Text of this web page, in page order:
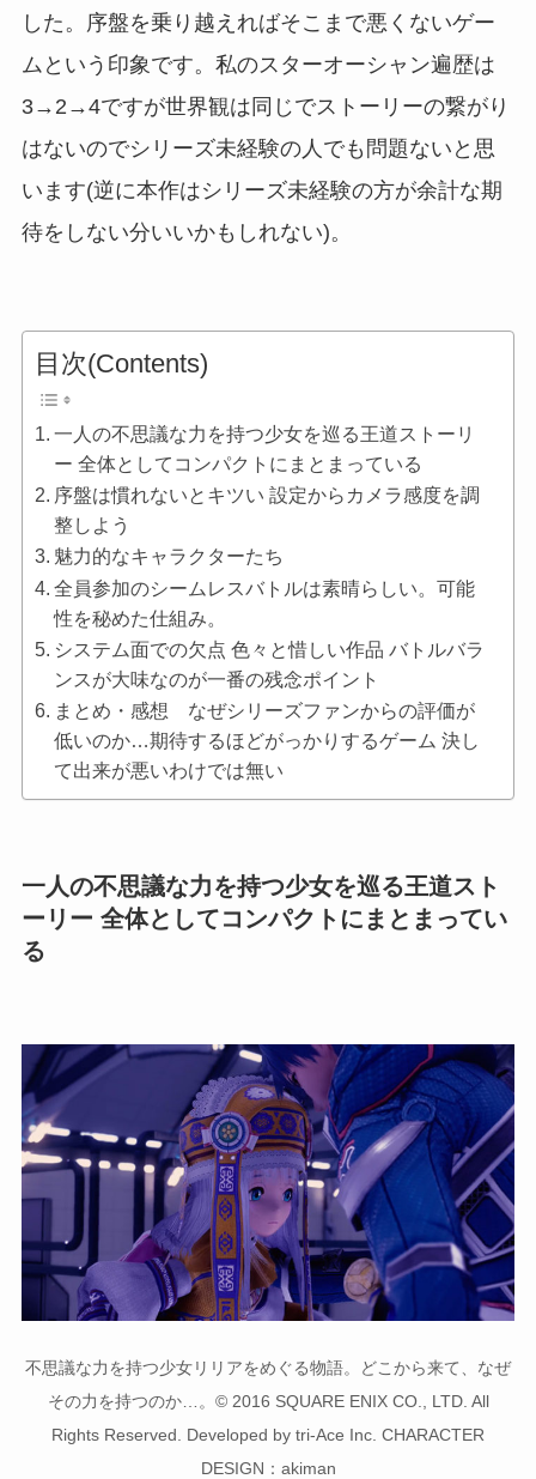
した。序盤を乗り越えればそこまで悪くないゲー
ムという印象です。私のスターオーシャン遍歴は
3→2→4ですが世界観は同じでストーリーの繋がり
はないのでシリーズ未経験の人でも問題ないと思
います(逆に本作はシリーズ未経験の方が余計な期
待をしない分いいかもしれない)。
目次(Contents)
一人の不思議な力を持つ少女を巡る王道ストーリ
ー 全体としてコンパクトにまとまっている
序盤は慣れないとキツい 設定からカメラ感度を調
整しよう
魅力的なキャラクターたち
全員参加のシームレスバトルは素晴らしい。可能
性を秘めた仕組み。
システム面での欠点 色々と惜しい作品 バトルバラ
ンスが大味なのが一番の残念ポイント
まとめ・感想 なぜシリーズファンからの評価が
低いのか…期待するほどがっかりするゲーム 決し
て出来が悪いわけでは無い
一人の不思議な力を持つ少女を巡る王道スト
ーリー 全体としてコンパクトにまとまってい
る
不思議な力を持つ少女リリアをめぐる物語。どこから来て、なぜ
その力を持つのか…。© 2016 SQUARE ENIX CO., LTD. All
Rights Reserved. Developed by tri-Ace Inc. CHARACTER
DESIGN：akiman